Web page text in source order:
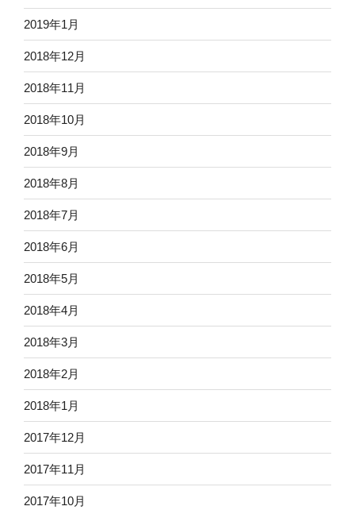
2019年1月
2018年12月
2018年11月
2018年10月
2018年9月
2018年8月
2018年7月
2018年6月
2018年5月
2018年4月
2018年3月
2018年2月
2018年1月
2017年12月
2017年11月
2017年10月